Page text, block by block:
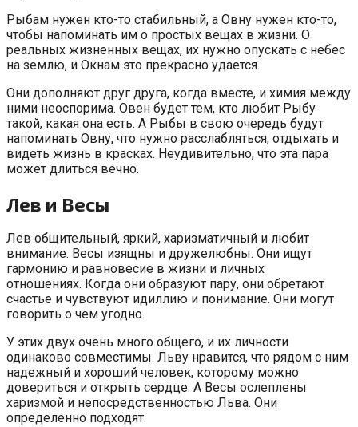
Рыбам нужен кто-то стабильный, а Овну нужен кто-то,
чтобы напоминать им о простых вещах в жизни. О
реальных жизненных вещах, их нужно опускать с небес
на землю, и Окнам это прекрасно удается.
Они дополняют друг друга, когда вместе, и химия между
ними неоспорима. Овен будет тем, кто любит Рыбу
такой, какая она есть. А Рыбы в свою очередь будут
напоминать Овну, что нужно расслабляться, отдыхать и
видеть жизнь в красках. Неудивительно, что эта пара
может длиться вечно.
Лев и Весы
Лев общительный, яркий, харизматичный и любит
внимание. Весы изящны и дружелюбны. Они ищут
гармонию и равновесие в жизни и личных
отношениях. Когда они образуют пару, они обретают
счастье и чувствуют идиллию и понимание. Они могут
говорить о чем угодно.
У этих двух очень много общего, и их личности
одинаково совместимы. Льву нравится, что рядом с ним
надежный и хороший человек, которому можно
довериться и открыть сердце. А Весы ослеплены
харизмой и непосредственностью Льва. Они
определенно подходят.